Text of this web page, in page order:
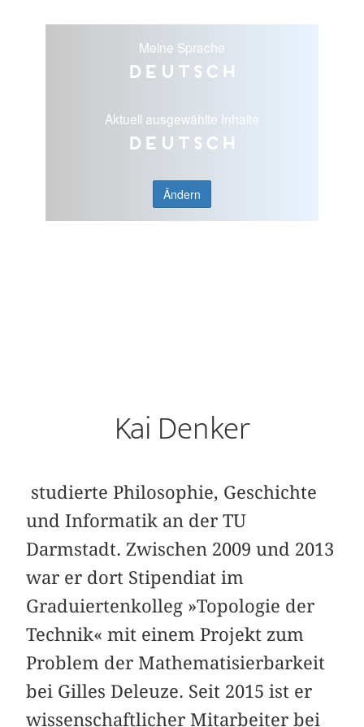
Meine Sprache
Deutsch
Aktuell ausgewählte Inhalte
Deutsch
Ändern
Kai Denker
studierte Philosophie, Geschichte
und Informatik an der TU
Darmstadt. Zwischen 2009 und 2013
war er dort Stipendiat im
Graduiertenkolleg »Topologie der
Technik« mit einem Projekt zum
Problem der Mathematisierbarkeit
bei Gilles Deleuze. Seit 2015 ist er
wissenschaftlicher Mitarbeiter bei